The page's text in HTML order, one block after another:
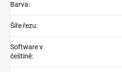
Barva:
Šíře řezu:
Software v
češtině: